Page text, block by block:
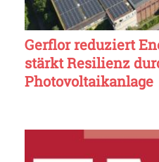
Gerflor reduziert
stärkt Resilienz
Photovoltaikanlage